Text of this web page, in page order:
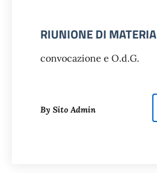
RIUNIONE DI MATERIA
convocazione e O.d.G.
By Sito Admin